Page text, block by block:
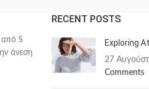
από S
άνεση
RECENT POSTS
Exploring
27
Comments